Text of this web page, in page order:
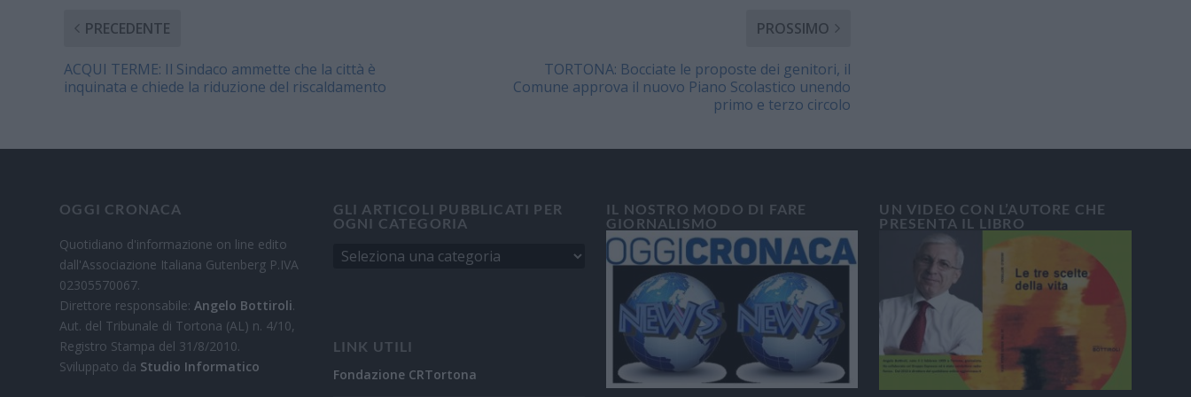
PRECEDENTE
ACQUI TERME: Il Sindaco ammette che la città è
inquinata e chiede la riduzione del riscaldamento
PROSSIMO
TORTONA: Bocciate le proposte dei genitori, il
Comune approva il nuovo Piano Scolastico unendo
primo e terzo circolo
OGGI CRONACA
Quotidiano d'informazione on line edito
dall'Associazione Italiana Gutenberg P.IVA
02305570067.
Direttore responsabile:Angelo Bottiroli.
Aut. del Tribunale di Tortona (AL) n. 4/10,
Registro Stampa del 31/8/2010.
Sviluppato da Studio Informatico
GLI ARTICOLI PUBBLICATI PER
OGNI CATEGORIA
LINK UTILI
Fondazione CRTortona
IL NOSTRO MODO DI FARE
GIORNALISMO
UN VIDEO CON L’AUTORE CHE
PRESENTA IL LIBRO